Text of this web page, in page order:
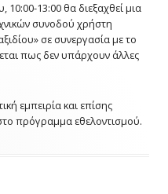
10:00-13:00 θα διεξαχθεί μια
συνοδού χρήστη
σε συνεργασία με το
πως δεν υπάρχουν άλλες
εμπειρία και επίσης
πρόγραμμα εθελοντισμού.